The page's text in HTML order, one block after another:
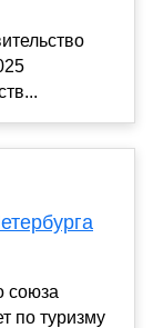
союза
по туризму